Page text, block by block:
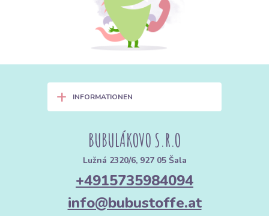
+ INFORMATIONEN
BUBULÁKOVO S.R.O
Lužná 2320/6, 927 05 Šala
+4915735984094
info@bubustoffe.at